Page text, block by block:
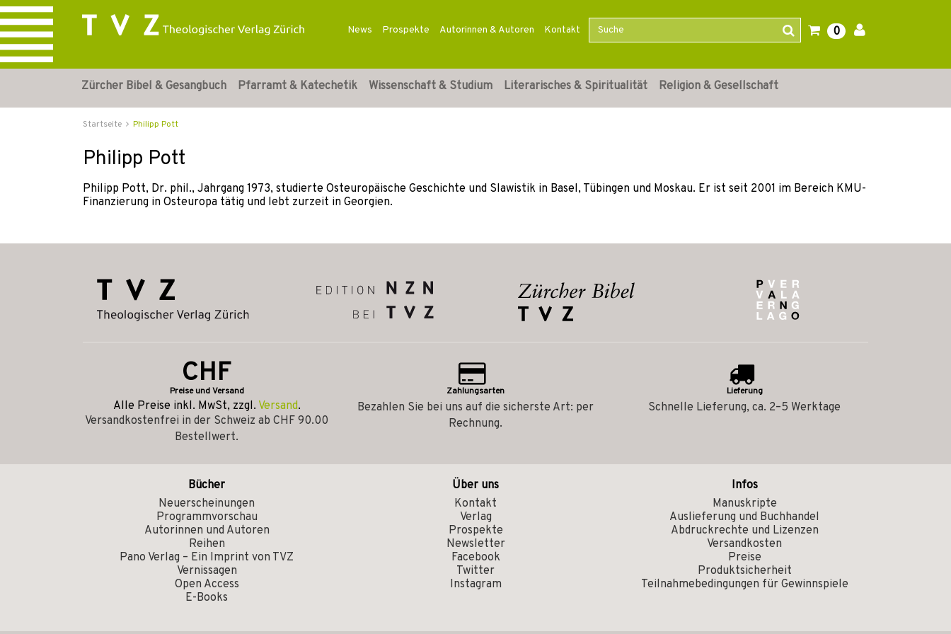
News Prospekte Autorinnen & Autoren Kontakt 0
Zürcher Bibel & Gesangbuch Pfarramt & Katechetik Wissenschaft & Studium Literarisches & Spiritualität Religion & Gesellschaft
Startseite Philipp Pott
Philipp Pott
Philipp Pott, Dr. phil., Jahrgang 1973, studierte Osteuropäische Geschichte und Slawistik in Basel, Tübingen und Moskau. Er ist seit 2001 im Bereich KMU-
Finanzierung in Osteuropa tätig und lebt zurzeit in Georgien.
CHF
Preise und Versand
Alle Preise inkl. MwSt, zzgl. Versand.
Versandkostenfrei in der Schweiz ab CHF 90.00
Bestellwert.
Zahlungsarten
Bezahlen Sie bei uns auf die sicherste Art: per
Rechnung.
Lieferung
Schnelle Lieferung, ca. 2–5 Werktage
Bücher
Neuerscheinungen
Programmvorschau
Autorinnen und Autoren
Reihen
Pano Verlag – Ein Imprint von TVZ
Vernissagen
Open Access
E-Books
Über uns
Kontakt
Verlag
Prospekte
Newsletter
Facebook
Twitter
Instagram
Infos
Manuskripte
Auslieferung und Buchhandel
Abdruckrechte und Lizenzen
Versandkosten
Preise
Produktsicherheit
Teilnahmebedingungen für Gewinnspiele